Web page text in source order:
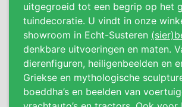
uitgegroeid tot een begrip op het
tuindecoratie. U vindt in onze
showroom in Echt-Susteren
denkbare uitvoeringen en maten.
dierenfiguren, heiligenbeelden en
Griekse en mythologische
boeddha’s en beelden van